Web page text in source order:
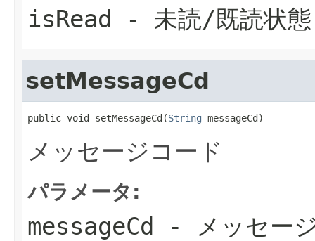
isRead - 未読/既読状態
setMessageCd
public void setMessageCd(String messageCd)
メッセージコード
パラメータ:
messageCd - メッセー